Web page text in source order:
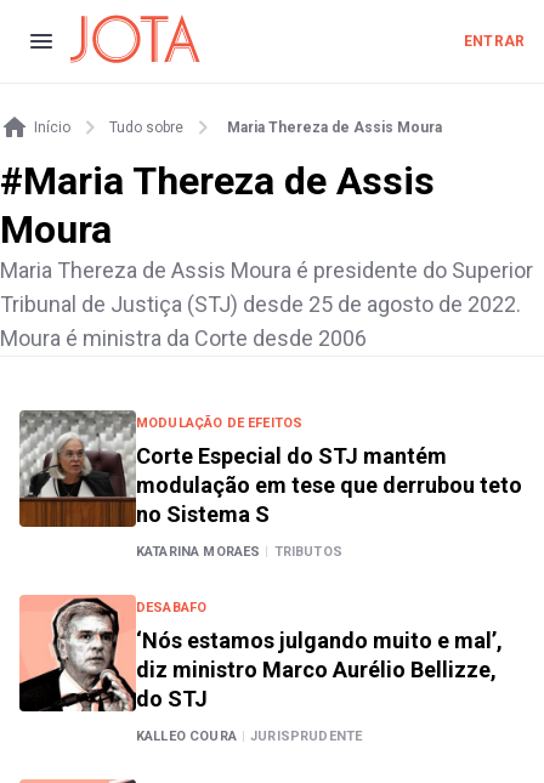
ENTRAR
Início Tudo sobre Maria Thereza de Assis Moura
#Maria Thereza de Assis
Moura
Maria Thereza de Assis Moura é presidente do Superior
Tribunal de Justiça (STJ) desde 25 de agosto de 2022.
Moura é ministra da Corte desde 2006
MODULAÇÃO DE EFEITOS
Corte Especial do STJ mantém
modulação em tese que derrubou teto
no Sistema S
KATARINA MORAES | TRIBUTOS
DESABAFO
‘Nós estamos julgando muito e mal’,
diz ministro Marco Aurélio Bellizze,
do STJ
KALLEO COURA | JURISPRUDENTE